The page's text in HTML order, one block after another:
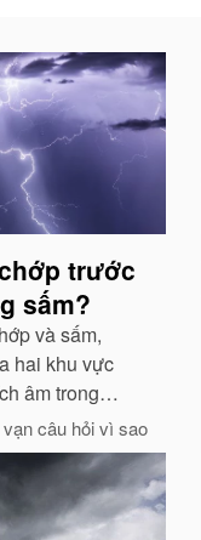
trước
sấm?
và sấm,
hai khu vực
âm trong
độ nhất định,
triển sẽ
vạn câu hỏi vì sao